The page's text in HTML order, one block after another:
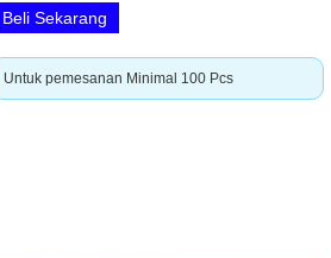
Beli Sekarang
Untuk pemesanan Minimal 100 Pcs